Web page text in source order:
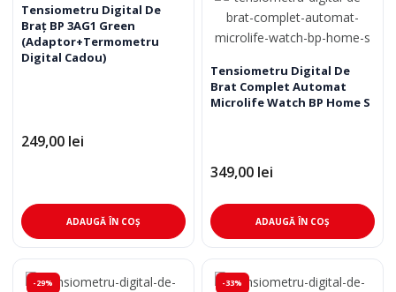
Tensiometru Digital De
Braţ BP 3AG1 Green
(Adaptor+Termometru
Digital Cadou)
249,00 lei
ADAUGĂ ÎN COȘ
Tensiometru Digital De
Brat Complet Automat
Microlife Watch BP Home S
349,00 lei
ADAUGĂ ÎN COȘ
-29% -33%